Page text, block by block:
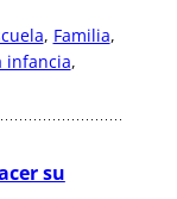
, Familia
infancia
su